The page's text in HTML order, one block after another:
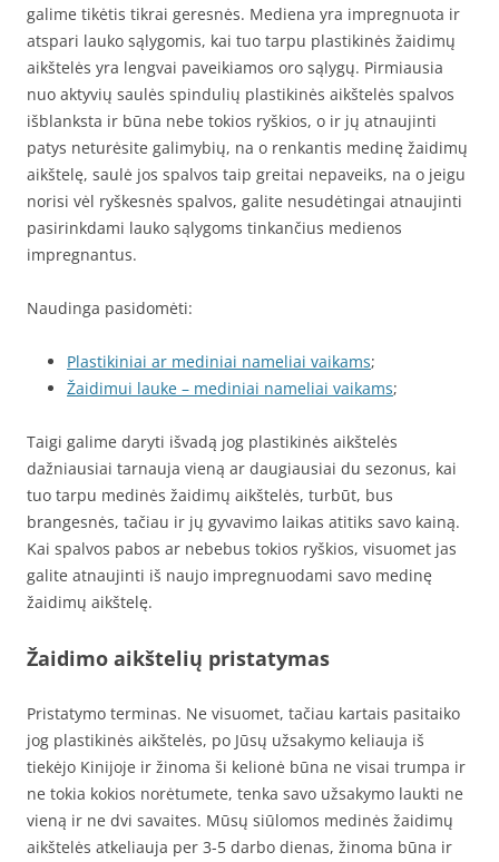
galime tikėtis tikrai geresnės. Mediena yra impregnuota ir
atspari lauko sąlygomis, kai tuo tarpu plastikinės žaidimų
aikštelės yra lengvai paveikiamos oro sąlygų. Pirmiausia
nuo aktyvių saulės spindulių plastikinės aikštelės spalvos
išblanksta ir būna nebe tokios ryškios, o ir jų atnaujinti
patys neturėsite galimybių, na o renkantis medinę žaidimų
aikštelę, saulė jos spalvos taip greitai nepaveiks, na o jeigu
norisi vėl ryškesnės spalvos, galite nesudėtingai atnaujinti
pasirinkdami lauko sąlygoms tinkančius medienos
impregnantus.
Naudinga pasidomėti:
Plastikiniai ar mediniai nameliai vaikams;
Žaidimui lauke – mediniai nameliai vaikams;
Taigi galime daryti išvadą jog plastikinės aikštelės
dažniausiai tarnauja vieną ar daugiausiai du sezonus, kai
tuo tarpu medinės žaidimų aikštelės, turbūt, bus
brangesnės, tačiau ir jų gyvavimo laikas atitiks savo kainą.
Kai spalvos pabos ar nebebus tokios ryškios, visuomet jas
galite atnaujinti iš naujo impregnuodami savo medinę
žaidimų aikštelę.
Žaidimo aikštelių pristatymas
Pristatymo terminas. Ne visuomet, tačiau kartais pasitaiko
jog plastikinės aikštelės, po Jūsų užsakymo keliauja iš
tiekėjo Kinijoje ir žinoma ši kelionė būna ne visai trumpa ir
ne tokia kokios norėtumete, tenka savo užsakymo laukti ne
vieną ir ne dvi savaites. Mūsų siūlomos medinės žaidimų
aikštelės atkeliauja per 3-5 darbo dienas, žinoma būna ir